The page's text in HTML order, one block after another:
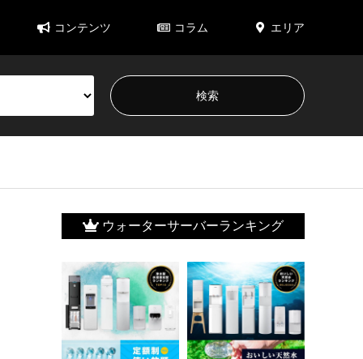
コンテンツ コラム エリア
ウォーターサーバーランキング